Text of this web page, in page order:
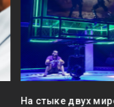
На стыке двух